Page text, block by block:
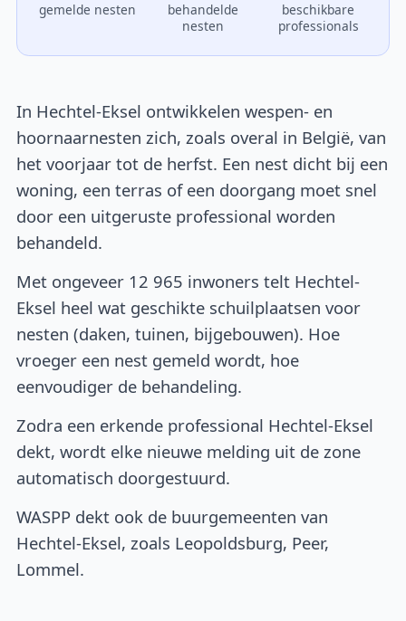
gemelde nesten
behandelde
nesten
beschikbare
professionals
In Hechtel-Eksel ontwikkelen wespen- en
hoornaarnesten zich, zoals overal in België, van
het voorjaar tot de herfst. Een nest dicht bij een
woning, een terras of een doorgang moet snel
door een uitgeruste professional worden
behandeld.
Met ongeveer 12 965 inwoners telt Hechtel-
Eksel heel wat geschikte schuilplaatsen voor
nesten (daken, tuinen, bijgebouwen). Hoe
vroeger een nest gemeld wordt, hoe
eenvoudiger de behandeling.
Zodra een erkende professional Hechtel-Eksel
dekt, wordt elke nieuwe melding uit de zone
automatisch doorgestuurd.
WASPP dekt ook de buurgemeenten van
Hechtel-Eksel, zoals Leopoldsburg, Peer,
Lommel.